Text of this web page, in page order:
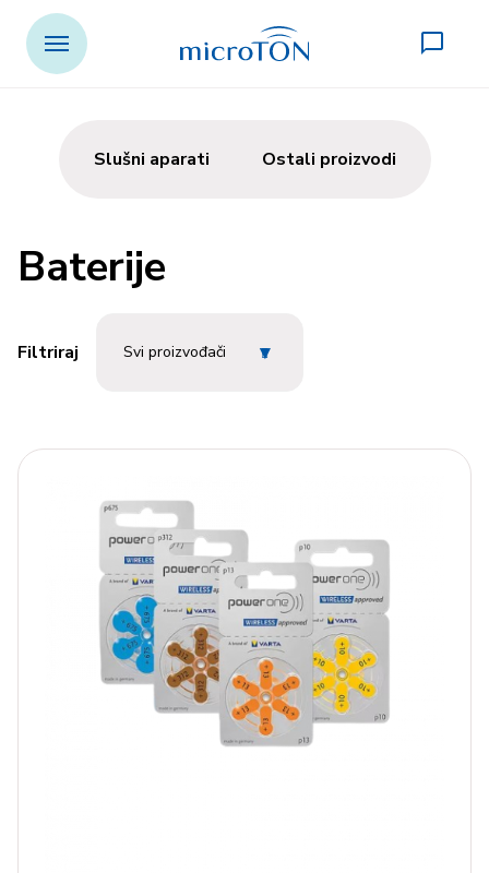
Slušni aparati Ostali proizvodi
Baterije
Filtriraj Svi proizvođači ▾